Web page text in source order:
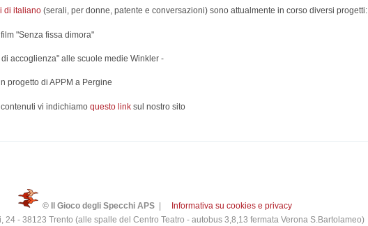
di italiano (serali, per donne, patente e conversazioni) sono attualmente in corso diversi progetti:
"Senza fissa dimora"
accoglienza" alle scuole medie Winkler -
progetto di APPM a Pergine
vi indichiamo questo link sul nostro sito
© Il Gioco degli Specchi APS|
Informativa su cookies e privacy
24 - 38123 Trento (alle spalle del Centro Teatro - autobus 3,8,13 fermata Verona S.Bartolameo)